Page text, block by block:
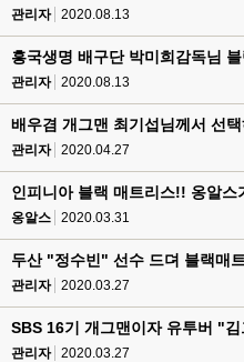
관리자 2020.08.13
흥국생명 배구단 박미희감독님
관리자 2020.08.13
배우겸 개그맨 최기섭님께서 선
관리자 2020.04.27
인피니아 블랙 매트리스!! 옹알스
옹알스 2020.03.31
두산 "정수빈" 선수 드뎌 블랙매
관리자 2020.03.27
SBS 16기 개그맨이자 유투버 "
관리자 2020.03.27